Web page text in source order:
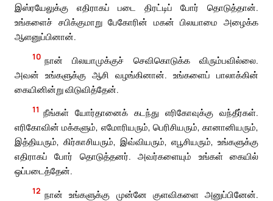
இஸ்ரயேலுக்கு எதிராகப் படை திரட்டிப் போர் தொடுத்தான்.
உங்களைச் சபிக்குமாறு பேகோரின் மகன் பிலயாமை அழைக்க
ஆளனுப்பினான்.
10 நான் பிலயாமுக்குச் செவிகொடுக்க விரும்பவில்லை.
அவன் உங்களுக்கு ஆசி வழங்கினான். உங்களைப் பாலாக்கின்
கையினின்று விடுவித்தேன்.
11 நீங்கள் யோர்தானைக் கடந்து எரிகோவுக்கு வந்தீர்கள்.
எரிகோவின் மக்களும், எமோரியரும், பெரிசியரும், கானானியரும்,
இத்தியரும், கிர்காசியரும், இவ்வியரும், எபூசியரும், உங்களுக்கு
எதிராகப் போர் தொடுத்தனர். அவர்களையும் உங்கள் கையில்
ஒப்படைத்தேன்.
12 நான் உங்களுக்கு முன்னே குளவிகளை அனுப்பினேன்.